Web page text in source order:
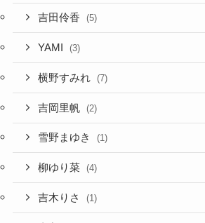
吉田伶香 (5)
YAMI (3)
横野すみれ (7)
吉岡里帆 (2)
雪野まゆき (1)
柳ゆり菜 (4)
吉木りさ (1)